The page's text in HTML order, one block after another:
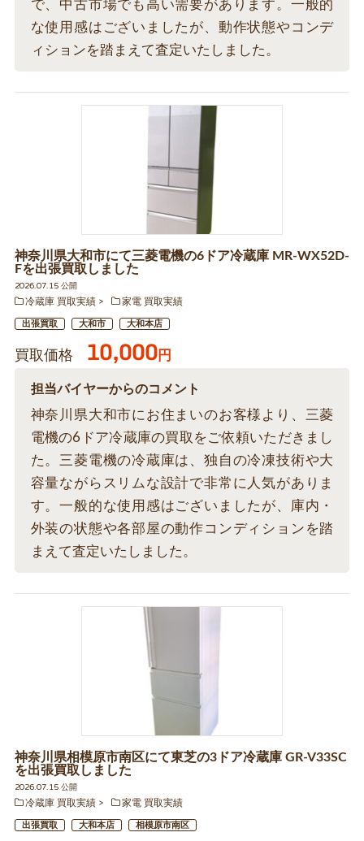
で、中古市場でも高い需要があります。一般的
な使用感はございましたが、動作状態やコンデ
ィションを踏まえて査定いたしました。
神奈川県大和市にて三菱電機の6ドア冷蔵庫 MR-WX52D-
Fを出張買取しました
2026.07.15 公開
冷蔵庫 買取実績
家電 買取実績
出張買取 大和市 大和本店
買取価格 10,000円
担当バイヤーからのコメント
神奈川県大和市にお住まいのお客様より、三菱
電機の6ドア冷蔵庫の買取をご依頼いただきまし
た。三菱電機の冷蔵庫は、独自の冷凍技術や大
容量ながらスリムな設計で非常に人気がありま
す。一般的な使用感はございましたが、庫内・
外装の状態や各部屋の動作コンディションを踏
まえて査定いたしました。
神奈川県相模原市南区にて東芝の3ドア冷蔵庫 GR-V33SC
を出張買取しました
2026.07.15 公開
冷蔵庫 買取実績
家電 買取実績
出張買取 大和本店 相模原市南区